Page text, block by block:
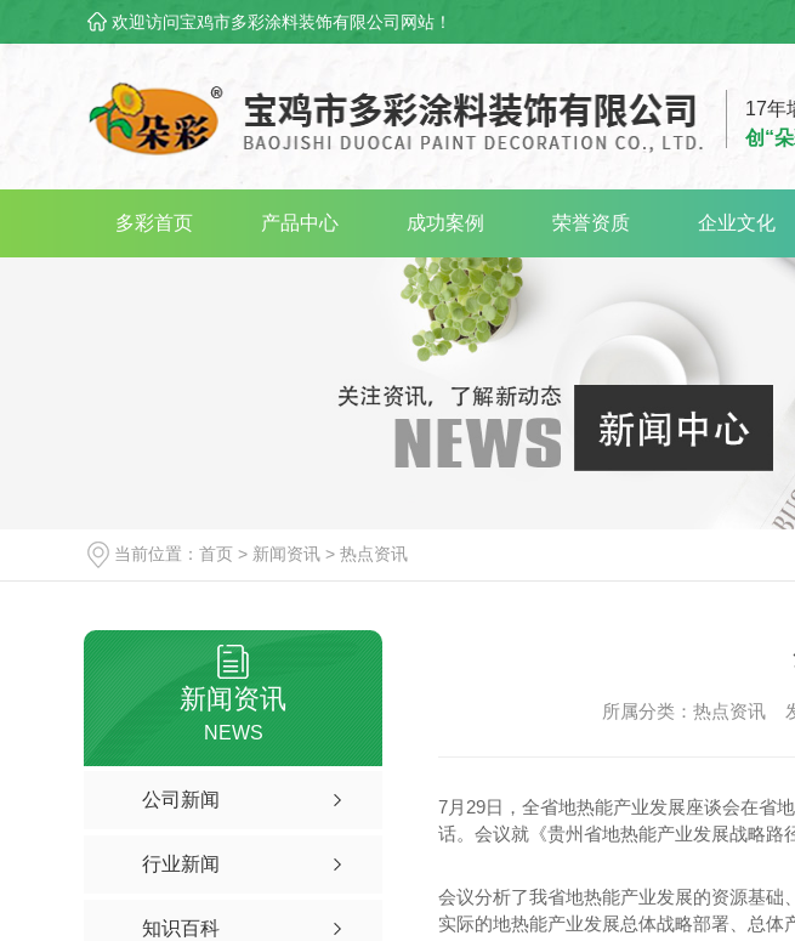
欢迎访问宝鸡市多彩涂料装饰有限公司网站！
17年
创“
多彩首页 产品中心 成功案例 荣誉资质 企业文化
当前位置： 首页 > 新闻资讯 > 热点资讯
新闻资讯
NEWS
公司新闻
行业新闻
知识百科
所属分类：热点资讯
7月29日，全省地热能产业发展座谈会在省
话。会议就《贵州省地热能产业发展战略路
会议分析了我省地热能产业发展的资源基
实际的地热能产业发展总体战略部署、总体